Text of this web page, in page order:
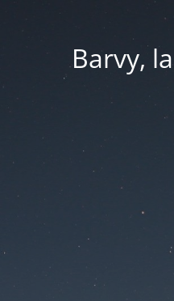
Barvy,